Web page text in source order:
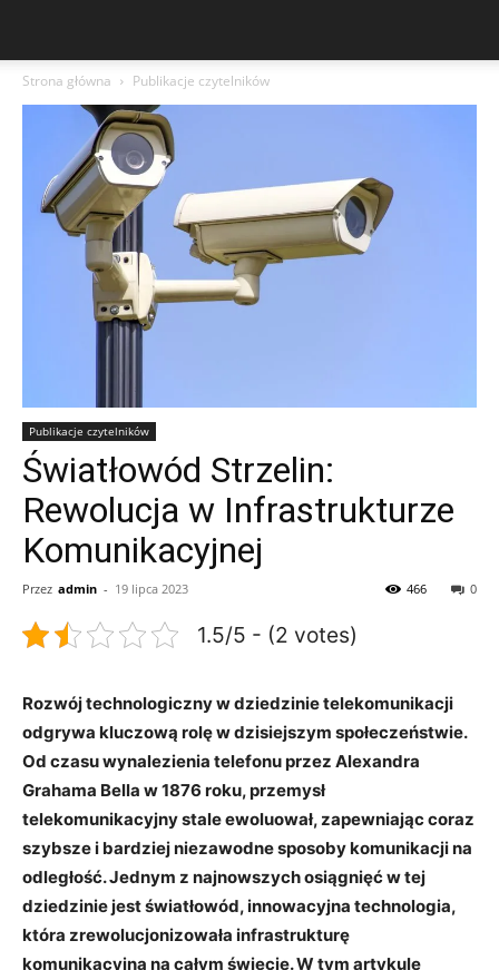
Strona główna Publikacje czytelników
Publikacje czytelników
Światłowód Strzelin:
Rewolucja w Infrastrukturze
Komunikacyjnej
Przez admin - 19 lipca 2023 0
466
1.5/5 - (2 votes)
Rozwój technologiczny w dziedzinie telekomunikacji
odgrywa kluczową rolę w dzisiejszym społeczeństwie.
Od czasu wynalezienia telefonu przez Alexandra
Grahama Bella w 1876 roku, przemysł
telekomunikacyjny stale ewoluował, zapewniając coraz
szybsze i bardziej niezawodne sposoby komunikacji na
odległość. Jednym z najnowszych osiągnięć w tej
dziedzinie jest światłowód, innowacyjna technologia,
która zrewolucjonizowała infrastrukturę
komunikacyjną na całym świecie. W tym artykule